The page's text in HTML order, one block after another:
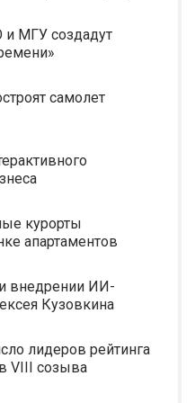
МГУ создадут
самолет
курорты
апартаментов
внедрении ИИ-
Кузовкина
лидеров рейтинга
VIII созыва